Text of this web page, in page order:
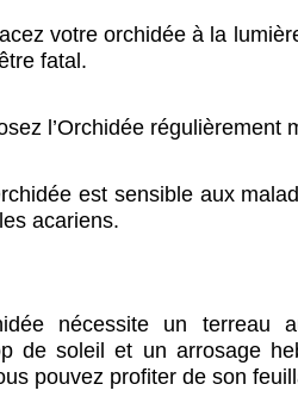
votre orchidée à la
fatal.
l’Orchidée régulièrement
est sensible aux
acariens.
nécessite un
de soleil et un arrosage
pouvez profiter de son